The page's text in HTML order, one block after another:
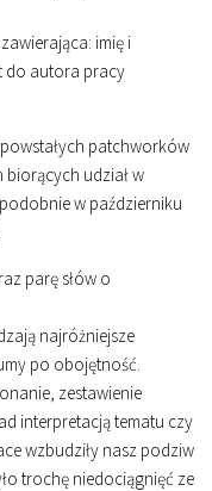
imię i
do autora pracy
patchworków
udział w
w październiku
parę słów o
najróżniejsze
po obojętność.
zestawienie
interpretacją tematu czy
wzbudziły nasz podziw
trochę niedociągnięć ze